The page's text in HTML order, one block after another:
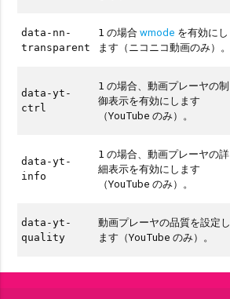
data-nn-
transparent
1 の場合wmode を有効にし
ます（ニコニコ動画のみ）。
data-yt-
ctrl
1 の場合、動画プレーヤの制
御表示を有効にします
（YouTube のみ）。
data-yt-
info
1 の場合、動画プレーヤの詳
細表示を有効にします
（YouTube のみ）。
data-yt-
quality
動画プレーヤの品質を設定し
ます（YouTube のみ）。